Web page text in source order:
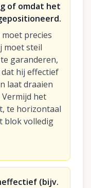
of omdat het
precies
moet steil
garanderen,
hij effectief
laat draaien
het
te horizontaal
blok volledig
(bijv.